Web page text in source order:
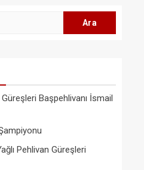
Başpehlivanı İsmail
Pehlivan Güreşleri